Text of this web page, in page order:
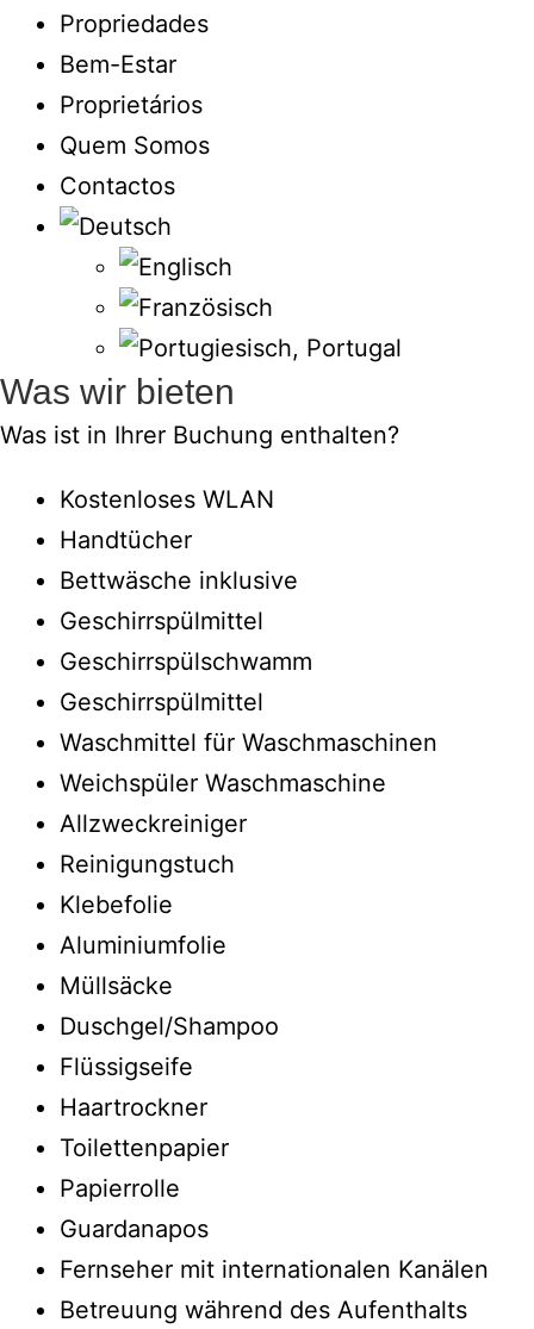
Propriedades
Bem-Estar
Proprietários
Quem Somos
Contactos
Was wir bieten
Was ist in Ihrer Buchung enthalten?
Kostenloses WLAN
Handtücher
Bettwäsche inklusive
Geschirrspülmittel
Geschirrspülschwamm
Geschirrspülmittel
Waschmittel für Waschmaschinen
Weichspüler Waschmaschine
Allzweckreiniger
Reinigungstuch
Klebefolie
Aluminiumfolie
Müllsäcke
Duschgel/Shampoo
Flüssigseife
Haartrockner
Toilettenpapier
Papierrolle
Guardanapos
Fernseher mit internationalen Kanälen
Betreuung während des Aufenthalts